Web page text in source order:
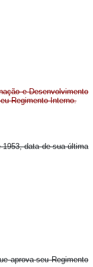
e Desenvolvimento
Regimento Interno.
1953, data de sua última
aprova seu Regimento